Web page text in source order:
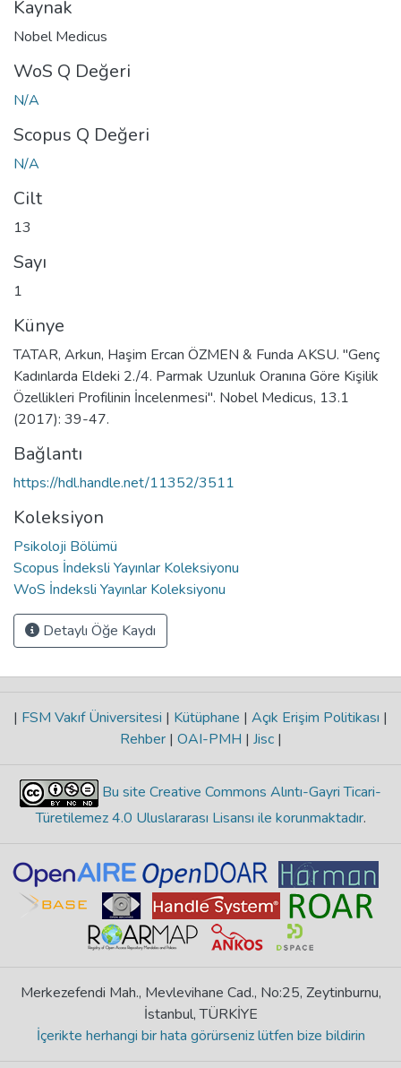
Kaynak
Nobel Medicus
WoS Q Değeri
N/A
Scopus Q Değeri
N/A
Cilt
13
Sayı
1
Künye
TATAR, Arkun, Haşim Ercan ÖZMEN & Funda AKSU. "Genç
Kadınlarda Eldeki 2./4. Parmak Uzunluk Oranına Göre Kişilik
Özellikleri Profilinin İncelenmesi". Nobel Medicus, 13.1
(2017): 39-47.
Bağlantı
https://hdl.handle.net/11352/3511
Koleksiyon
Psikoloji Bölümü
Scopus İndeksli Yayınlar Koleksiyonu
WoS İndeksli Yayınlar Koleksiyonu
Detaylı Öğe Kaydı
| FSM Vakıf Üniversitesi | Kütüphane | Açık Erişim Politikası |
Rehber | OAI-PMH | Jisc |
Bu site Creative Commons Alıntı-Gayri Ticari-
Türetilemez 4.0 Uluslararası Lisansı ile korunmaktadır.
Merkezefendi Mah., Mevlevihane Cad., No:25, Zeytinburnu,
İstanbul, TÜRKİYE
İçerikte herhangi bir hata görürseniz lütfen bize bildirin